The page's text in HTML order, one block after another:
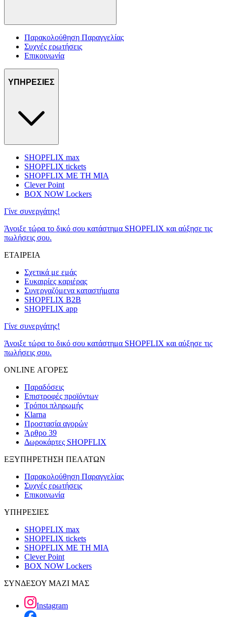
Παρακολούθηση Παραγγελίας
Συχνές ερωτήσεις
Επικοινωνία
ΥΠΗΡΕΣΙΕΣ
SHOPFLIX max
SHOPFLIX tickets
SHOPFLIX ΜΕ ΤΗ ΜΙΑ
Clever Point
BOX NOW Lockers
Γίνε συνεργάτης!
Άνοιξε τώρα το δικό σου κατάστημα SHOPFLIX και αύξησε τις
πωλήσεις σου.
ΕΤΑΙΡΕΙΑ
Σχετικά με εμάς
Ευκαιρίες καριέρας
Συνεργαζόμενα καταστήματα
SHOPFLIX B2B
SHOPFLIX app
Γίνε συνεργάτης!
Άνοιξε τώρα το δικό σου κατάστημα SHOPFLIX και αύξησε τις
πωλήσεις σου.
ONLINE ΑΓΟΡΕΣ
Παραδόσεις
Επιστροφές προϊόντων
Τρόποι πληρωμής
Klarna
Προστασία αγορών
Άρθρο 39
Δωροκάρτες SHOPFLIX
ΕΞΥΠΗΡΕΤΗΣΗ ΠΕΛΑΤΩΝ
Παρακολούθηση Παραγγελίας
Συχνές ερωτήσεις
Επικοινωνία
ΥΠΗΡΕΣΙΕΣ
SHOPFLIX max
SHOPFLIX tickets
SHOPFLIX ΜΕ ΤΗ ΜΙΑ
Clever Point
BOX NOW Lockers
ΣΥΝΔΕΣΟΥ ΜΑΖΙ ΜΑΣ
Instagram